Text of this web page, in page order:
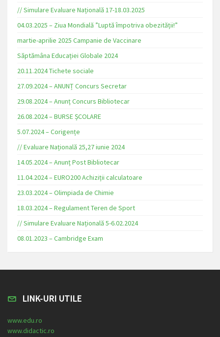
// Simulare Evaluare Națională 17-18.03.2025
04.03.2025 – Ziua Mondială ”Luptă împotriva obezității!”
martie-aprilie 2025 Campanie de Vaccinare
Săptămâna Educației Globale 2024
20.11.2024 Tichete sociale
27.09.2024 – ANUNȚ Concurs Secretar
29.08.2024 – Anunț Concurs Bibliotecar
26.08.2024 – BURSE ȘCOLARE
5.07.2024 – Corigențe
// Evaluare Națională 25,27 iunie 2024
14.05.2024 – Anunț Post Bibliotecar
11.04.2024 – EURO200 Achiziții calculatoare
23.03.2024 – Olimpiada de Chimie
18.03.2024 – Regulament Teren de Sport
// Simulare Evaluare Națională 5-6.02.2024
08.01.2023 – Cambridge Exam
LINK-URI UTILE
www.edu.ro
www.didactic.ro